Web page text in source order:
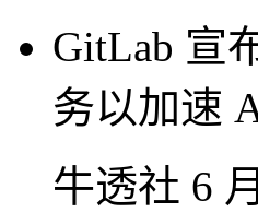
GitLab 宣
务以加速
牛透社 6